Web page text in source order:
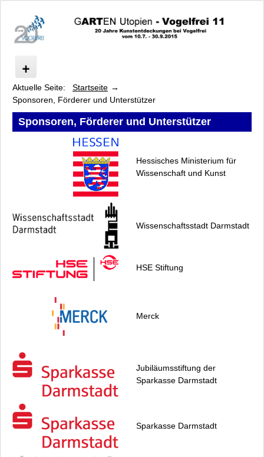
Start
Spatula & Barcode: Foodways
Ausstellung/Führungen
Programm
Kooperationspartner
Sponsoren, Förderer und Unterstützer
Archiv
Aktuelle Seite:
Startseite
Sponsoren, Förderer und Unterstützer
Sponsoren, Förderer und Unterstützer
Hessisches Ministerium für
Wissenschaft und Kunst
Wissenschaftsstadt Darmstadt
HSE Stiftung
Merck
Jubiläumsstiftung der
Sparkasse Darmstadt
Sparkasse Darmstadt